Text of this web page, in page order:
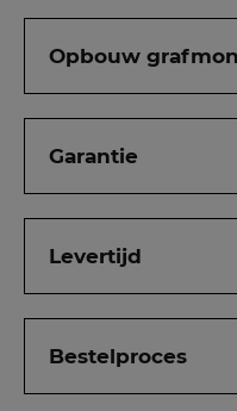
Opbouw
Garantie
Levertijd
Bestelproces